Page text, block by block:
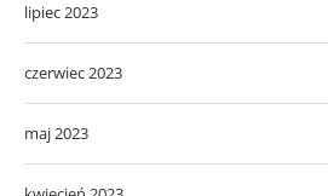
lipiec 2023
czerwiec 2023
maj 2023